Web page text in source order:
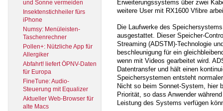
und Sonne vermeiden
Insektenstichheiler fürs
iPhone
Numsy: Menüleisten-
Taschenrechner
Pollen+: Nützliche App für
Allergiker
Abfahrt! liefert ÖPNV-Daten
für Europa
FineTune: Audio-
Steuerung mit Equalizer
Aktueller Web-Browser für
alte Macs
Erweiterungssystems über zwei
weitere User mit RX1600 Vfibre
Die Laufwerke des
ausgestattet. Dieser Speicher-
Streaming (ADSTM)-Technologie
beschleunigung für ein
wenn mit Videos gearbeitet wird.
Datentransfer und hält einen
Speichersystemen entsteht
Nicht so beim Sonnet-System, hier
Priorität, so dass Anwender
Leistung des Systems verfügen